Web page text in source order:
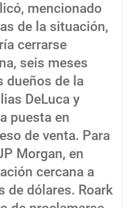
mencionado
de la situación,
cerrarse
seis meses
dueños de la
DeLuca y
puesta en
de venta. Para
Morgan, en
cercana a
de dólares. Roark